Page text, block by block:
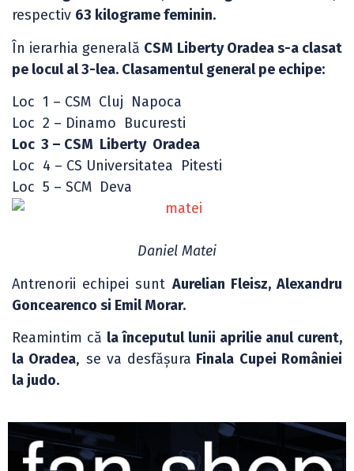
respectiv 63 kilograme feminin.
În ierarhia generală CSM Liberty Oradea s-a clasat
pe locul al 3-lea. Clasamentul general pe echipe:
Loc 1 – CSM Cluj Napoca
Loc 2 – Dinamo Bucuresti
Loc 3 – CSM Liberty Oradea
Loc 4 – CS Universitatea Pitesti
Loc 5 – SCM Deva
Daniel Matei
Antrenorii echipei sunt Aurelian Fleisz, Alexandru
Goncearenco si Emil Morar.
Reamintim că la începutul lunii aprilie anul curent,
la Oradea, se va desfășura Finala Cupei României
la judo.